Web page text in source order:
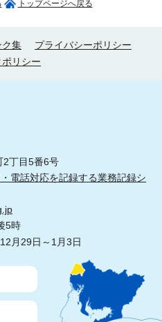
トップページへ戻る
ク集
プライバシーポリシー
ポリシー
丁目5番6号
電話対応を記録する業務記録シ
5時
月29日～1月3日